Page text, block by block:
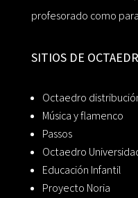
profesorado como
SITIOS DE
Octaedro
Música y flamenco
Passos
Octaedro
Educación Infantil
Proyecto Noria